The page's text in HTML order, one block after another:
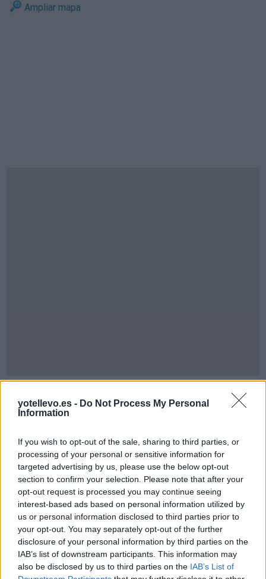
yotellevo.es - Do Not Process My Personal
Information
If you wish to opt-out of the sale, sharing to third parties, or
processing of your personal or sensitive information for
targeted advertising by us, please use the below opt-out
section to confirm your selection. Please note that after your
opt-out request is processed you may continue seeing
interest-based ads based on personal information utilized by
us or personal information disclosed to third parties prior to
your opt-out. You may separately opt-out of the further
disclosure of your personal information by third parties on the
IAB’s list of downstream participants. This information may
also be disclosed by us to third parties on the IAB’s List of
Ampliar mapa
Resumen de datos de la ruta entre Gijon y Trubia